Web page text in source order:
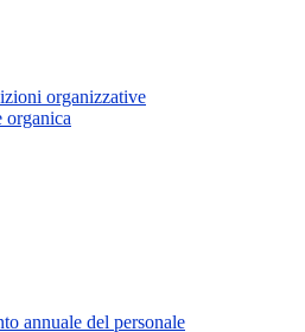
organizzative
organica
annuale del personale